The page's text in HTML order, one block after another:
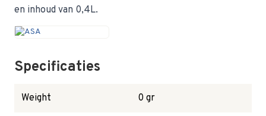
en inhoud van 0,4L.
Specificaties
Weight 0 gr